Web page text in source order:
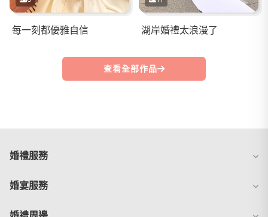
每一刻都優雅自信 湖岸婚禮太浪漫了
查看全部作品
婚禮服務
婚宴服務